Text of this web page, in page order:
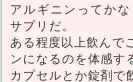
アルギニンってか
サプリだ。
ある程度以上飲んで
ンになるのを体感す
カプセルとか錠剤で